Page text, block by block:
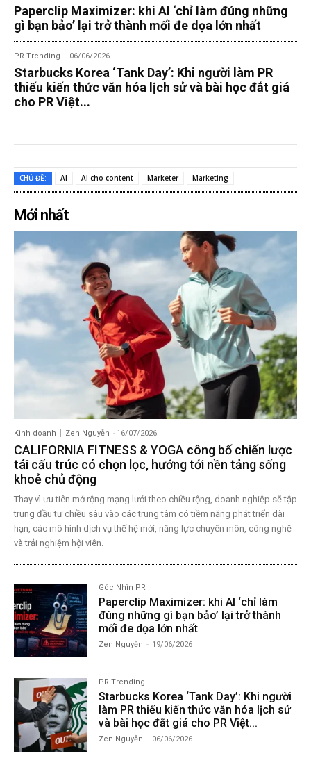
Paperclip Maximizer: khi AI ‘chỉ làm đúng những
gì bạn bảo’ lại trở thành mối đe dọa lớn nhất
PR Trending 06/06/2026
Starbucks Korea ‘Tank Day’: Khi người làm PR
thiếu kiến thức văn hóa lịch sử và bài học đắt giá
cho PR Việt...
CHỦ ĐỀ: AI AI cho content Marketer Marketing
Mới nhất
Kinh doanh Zen Nguyễn - 16/07/2026
CALIFORNIA FITNESS & YOGA công bố chiến lược
tái cấu trúc có chọn lọc, hướng tới nền tảng sống
khoẻ chủ động
Thay vì ưu tiên mở rộng mạng lưới theo chiều rộng, doanh nghiệp sẽ tập
trung đầu tư chiều sâu vào các trung tâm có tiềm năng phát triển dài
hạn, các mô hình dịch vụ thế hệ mới, năng lực chuyên môn, công nghệ
và trải nghiệm hội viên.
Góc Nhìn PR
Paperclip Maximizer: khi AI ‘chỉ làm
đúng những gì bạn bảo’ lại trở thành
mối đe dọa lớn nhất
Zen Nguyễn - 19/06/2026
PR Trending
Starbucks Korea ‘Tank Day’: Khi người
làm PR thiếu kiến thức văn hóa lịch sử
và bài học đắt giá cho PR Việt...
Zen Nguyễn - 06/06/2026